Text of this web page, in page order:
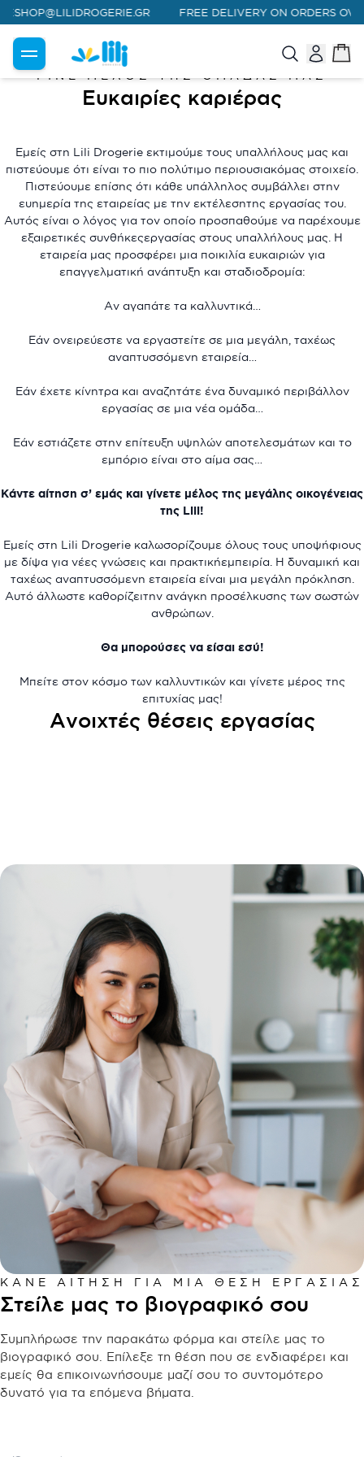
FREE DELIVERY ON ORDERS OVER
ΑΡΧΙΚΗ Ευκαιρίες Καριέρας
ΓΊΝΕ ΜΈΛΟΣ ΤΗΣ ΟΜΆΔΑΣ ΜΑΣ
Ευκαιρίες καριέρας
Εμείς στη Lili Drogerie εκτιμούμε τους υπαλλήλους μας και
πιστεύουμε ότι είναι το πιο πολύτιμο περιουσιακόμας στοιχείο.
Πιστεύουμε επίσης ότι κάθε υπάλληλος συμβάλλει στην
ευημερία της εταιρείας με την εκτέλεσητης εργασίας του.
Αυτός είναι ο λόγος για τον οποίο προσπαθούμε να παρέχουμε
εξαιρετικές συνθήκεςεργασίας στους υπαλλήλους μας. Η
εταιρεία μας προσφέρει μια ποικιλία ευκαιριών για
επαγγελματική ανάπτυξη και σταδιοδρομία:
Αν αγαπάτε τα καλλυντικά…
Εάν ονειρεύεστε να εργαστείτε σε μια μεγάλη, ταχέως
αναπτυσσόμενη εταιρεία…
Εάν έχετε κίνητρα και αναζητάτε ένα δυναμικό περιβάλλον
εργασίας σε μια νέα ομάδα…
Εάν εστιάζετε στην επίτευξη υψηλών αποτελεσμάτων και το
εμπόριο είναι στο αίμα σας…
Κάντε αίτηση σ’ εμάς και γίνετε μέλος της μεγάλης οικογένειας
της Lili!
Εμείς στη Lili Drogerie καλωσορίζουμε όλους τους υποψήφιους
με δίψα για νέες γνώσεις και πρακτικήεμπειρία. Η δυναμική και
ταχέως αναπτυσσόμενη εταιρεία είναι μια μεγάλη πρόκληση.
Αυτό άλλωστε καθορίζειτην ανάγκη προσέλκυσης των σωστών
ανθρώπων.
Θα μπορούσες να είσαι εσύ!
Μπείτε στον κόσμο των καλλυντικών και γίνετε μέρος της
επιτυχίας μας!
Ανοιχτές θέσεις εργασίας
ΚΆΝΕ ΑΊΤΗΣΗ ΓΙΑ ΜΙΑ ΘΈΣΗ ΕΡΓΑΣΊΑΣ
Στείλε μας το βιογραφικό σου
Συμπλήρωσε την παρακάτω φόρμα και στείλε μας το
βιογραφικό σου. Επίλεξε τη θέση που σε ενδιαφέρει και
εμείς θα επικοινωνήσουμε μαζί σου το συντομότερο
δυνατό για τα επόμενα βήματα.